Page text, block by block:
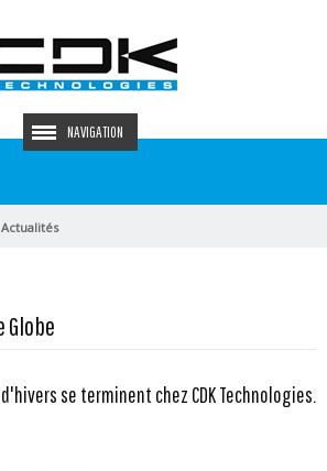
NAVIGATION
Actualités
Globe
se terminent chez CDK Technologies.